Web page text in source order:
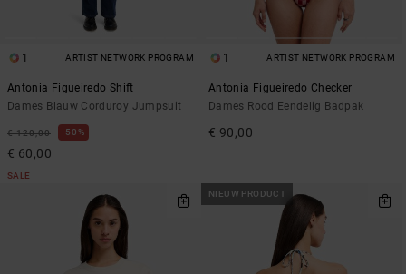
1 ARTIST NETWORK PROGRAM
Antonia Figueiredo Shift
Dames Blauw Corduroy Jumpsuit
€ 120,00 50%
€ 60,00
SALE
1 ARTIST NETWORK PROGRAM
Antonia Figueiredo Checker
Dames Rood Eendelig Badpak
€ 90,00
NIEUW PRODUCT